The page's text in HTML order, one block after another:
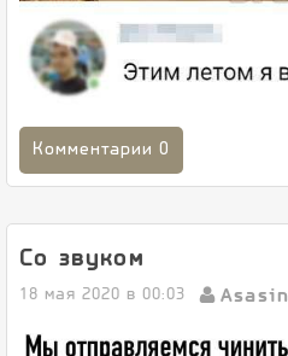
Комментарии 0
Со звуком
18 мая 2020 в 00:03 Asasin